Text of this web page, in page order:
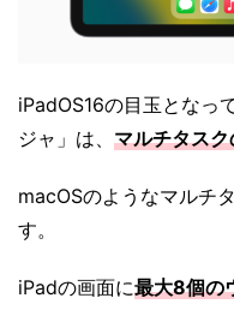
iPadOS16の目玉となっ
ジャ」は、 マルチタス
macOSのようなマルチ
す。
iPadの画面に最大8個の